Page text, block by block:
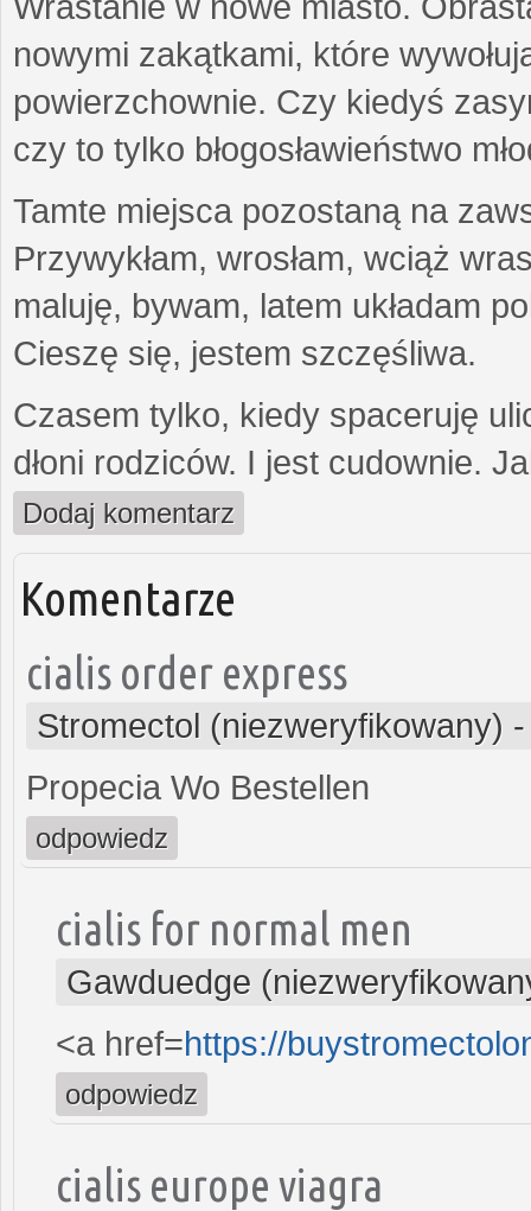
nowymi zakątkami, które
powierzchownie. Czy kiedyś
czy to tylko błogosławieństwo
Tamte miejsca pozostaną na
Przywykłam, wrosłam, wciąż
maluję, bywam, latem układam
Cieszę się, jestem szczęśliwa.
Czasem tylko, kiedy spaceruję
dłoni rodziców. I jest cudownie.
Dodaj komentarz
Komentarze
cialis order express
Stromectol (niezweryfikowany)
Propecia Wo Bestellen
odpowiedz
cialis for normal men
Gawduedge
<a href=https://
odpowiedz
cialis europe viagra